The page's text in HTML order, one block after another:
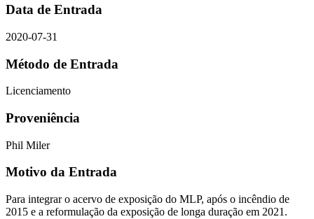
Data de Entrada
2020-07-31
Método de Entrada
Licenciamento
Proveniência
Phil Miler
Motivo da Entrada
Para integrar o acervo de exposição do MLP, após o incêndio de
2015 e a reformulação da exposição de longa duração em 2021.